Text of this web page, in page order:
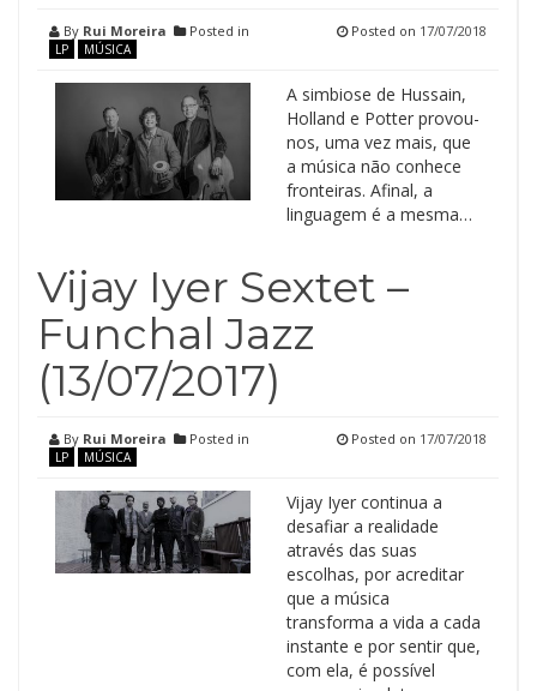
By Rui Moreira Posted in
LP MÚSICA
Posted on 17/07/2018
A simbiose de Hussain,
Holland e Potter provou-
nos, uma vez mais, que
a música não conhece
fronteiras. Afinal, a
linguagem é a mesma…
Vijay Iyer Sextet –
Funchal Jazz
(13/07/2017)
By Rui Moreira Posted in
LP MÚSICA
Posted on 17/07/2018
Vijay Iyer continua a
desafiar a realidade
através das suas
escolhas, por acreditar
que a música
transforma a vida a cada
instante e por sentir que,
com ela, é possível